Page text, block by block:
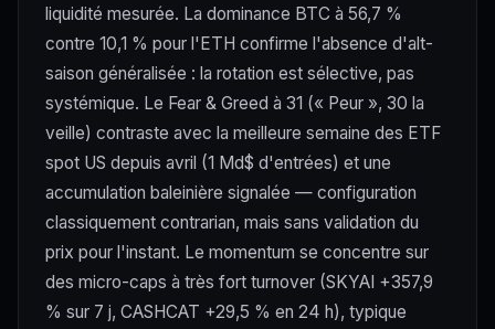
liquidité mesurée. La dominance BTC à 56,7 %
contre 10,1 % pour l'ETH confirme l'absence d'alt-
saison généralisée : la rotation est sélective, pas
systémique. Le Fear & Greed à 31 (« Peur », 30 la
veille) contraste avec la meilleure semaine des ETF
spot US depuis avril (1 Md$ d'entrées) et une
accumulation baleinière signalée — configuration
classiquement contrarian, mais sans validation du
prix pour l'instant. Le momentum se concentre sur
des micro-caps à très fort turnover (SKYAI +357,9
% sur 7 j, CASHCAT +29,5 % en 24 h), typique